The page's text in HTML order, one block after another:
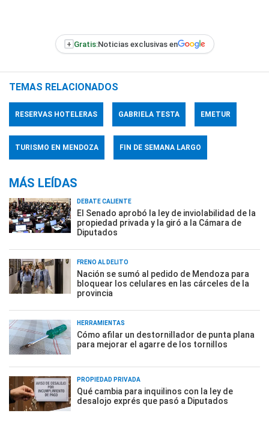
+ Gratis:Noticias exclusivas en
TEMAS RELACIONADOS
RESERVAS HOTELERAS GABRIELA TESTA EMETUR
TURISMO EN MENDOZA FIN DE SEMANA LARGO
MÁS LEÍDAS
DEBATE CALIENTE
El Senado aprobó la ley de inviolabilidad de la
propiedad privada y la giró a la Cámara de
Diputados
FRENO AL DELITO
Nación se sumó al pedido de Mendoza para
bloquear los celulares en las cárceles de la
provincia
HERRAMIENTAS
Cómo afilar un destornillador de punta plana
para mejorar el agarre de los tornillos
PROPIEDAD PRIVADA
Qué cambia para inquilinos con la ley de
desalojo exprés que pasó a Diputados